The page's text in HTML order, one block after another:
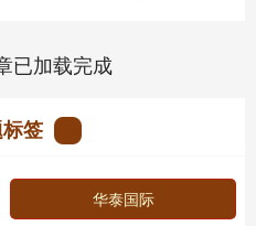
已加载完成
签
华泰国际